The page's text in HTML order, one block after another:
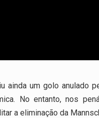
ainda um golo anulado
No entanto, nos
a eliminação da